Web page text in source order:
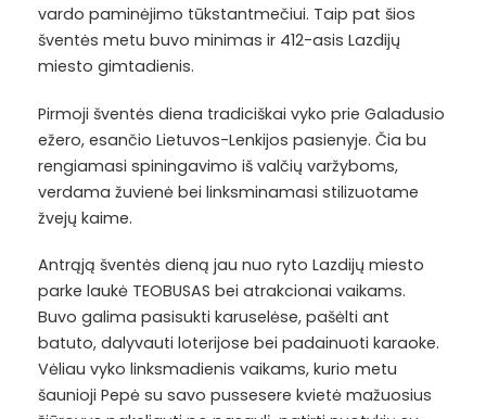
vardo paminėjimo tūkstantmečiui. Taip pat šios
šventės metu buvo minimas ir 412-asis Lazdijų
miesto gimtadienis.
Pirmoji šventės diena tradiciškai vyko prie Galadusio
ežero, esančio Lietuvos-Lenkijos pasienyje. Čia bu
rengiamasi spiningavimo iš valčių varžyboms,
verdama žuvienė bei linksminamasi stilizuotame
žvejų kaime.
Antrąją šventės dieną jau nuo ryto Lazdijų miesto
parke laukė TEOBUSAS bei atrakcionai vaikams.
Buvo galima pasisukti karuselėse, pašėlti ant
batuto, dalyvauti loterijose bei padainuoti karaoke.
Vėliau vyko linksmadienis vaikams, kurio metu
šaunioji Pepė su savo pussesere kvietė mažuosius